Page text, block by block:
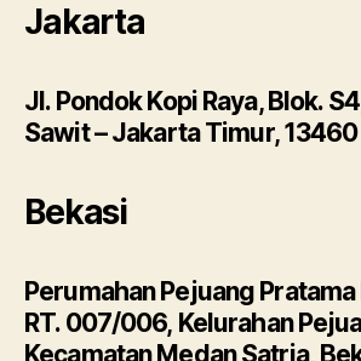
Jakarta
Jl. Pondok Kopi Raya, Blok.
Sawit – Jakarta Timur, 13460
Bekasi
Perumahan Pejuang Pratama
RT. 007/006, Kelurahan
Kecamatan Medan Satria,